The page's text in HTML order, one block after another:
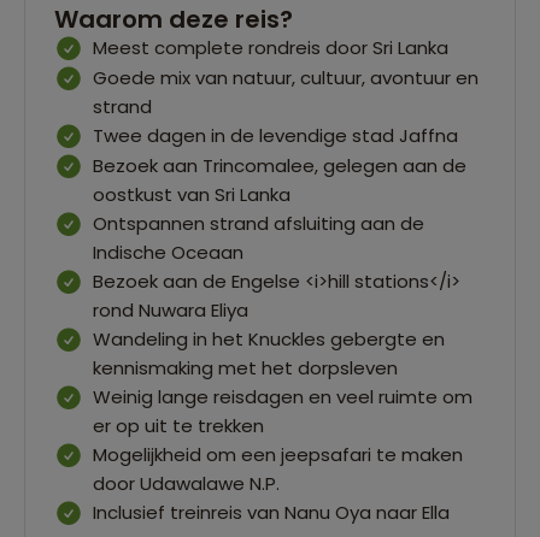
Waarom deze reis?
Meest complete rondreis door Sri Lanka
Goede mix van natuur, cultuur, avontuur en
strand
Twee dagen in de levendige stad Jaffna
Bezoek aan Trincomalee, gelegen aan de
oostkust van Sri Lanka
Ontspannen strand afsluiting aan de
Indische Oceaan
Bezoek aan de Engelse <i>hill stations</i>
rond Nuwara Eliya
Wandeling in het Knuckles gebergte en
kennismaking met het dorpsleven
Weinig lange reisdagen en veel ruimte om
er op uit te trekken
Mogelijkheid om een jeepsafari te maken
door Udawalawe N.P.
Inclusief treinreis van Nanu Oya naar Ella